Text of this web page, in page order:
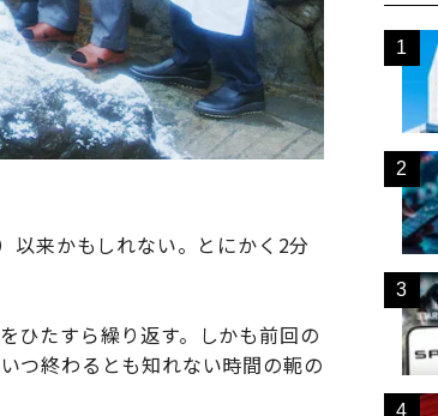
以来かもしれない。とにかく2分
ひたすら繰り返す。しかも前回の
つ終わるとも知れない時間の軛の